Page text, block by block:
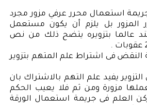
استعمال محرر عرفي مزور مجرد
المزور بل يلزم أن يكون مستعمل
عالما بتزويره يتضح ذلك من نص
فى اشتراط علم المتهم بتزوير
يفيد علم التهم بالاشتراك بان
مزورة ومن ثم فلا يعيب الحكم
العلم فى جريمة استعمال الورقة